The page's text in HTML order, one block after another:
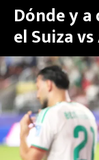
Dónde y
el Suiza
final del